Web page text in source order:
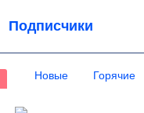
Подписчики
Новые Горячие